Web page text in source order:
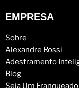
EMPRESA
Sobre
Alexandre Rossi
Adestramento
Blog
Seja Um Franqueado